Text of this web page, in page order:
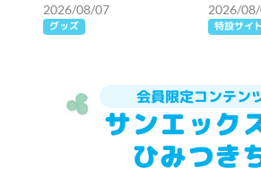
2026/08/07
グッズ
2026/
特設サイ
会員限定コンテン
サンエック
ひみつき